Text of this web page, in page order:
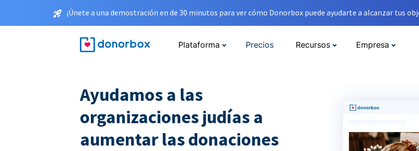
¡Únete a una demostración en de 30 minutos para ver cómo Donorbox puede ayudarte a alcanzar tus
Plataforma Precios Recursos Empresa
Ayudamos a las
organizaciones judías a
aumentar las donaciones